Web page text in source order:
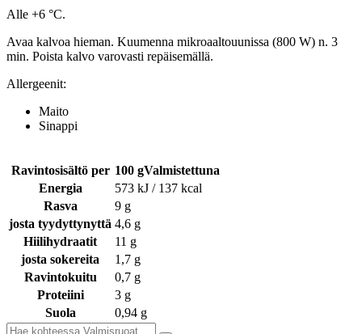
Alle +6 °C.
Avaa kalvoa hieman. Kuumenna mikroaaltouunissa (800 W) n. 3
min. Poista kalvo varovasti repäisemällä.
Allergeenit:
Maito
Sinappi
Ravintosisältö per 100 gValmistettuna
Energia
573 kJ / 137 kcal
Rasva
9 g
josta tyydyttynyttä 4,6 g
Hiilihydraatit
11 g
josta sokereita
1,7 g
Ravintokuitu
0,7 g
Proteiini
3 g
Suola
0,94 g